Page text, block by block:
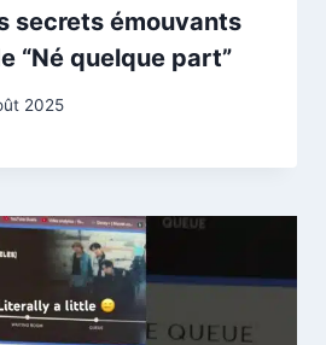
secrets émouvants
“Né quelque part”
2025